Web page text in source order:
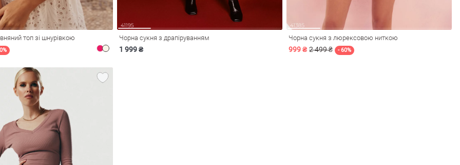
топ зі шнурівкою Чорна сукня з драпіруванням
1 999 ₴
Чорна сукня з люрексовою ниткою
999 ₴ 2 499 ₴ - 60%